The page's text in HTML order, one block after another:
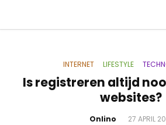
INTERNET LIFESTYLE
Is registreren altijd
websites?
Onlino 27 APRIL